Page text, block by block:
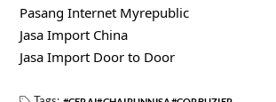
Pasang Internet Myrepublic
Jasa Import China
Jasa Import Door to Door